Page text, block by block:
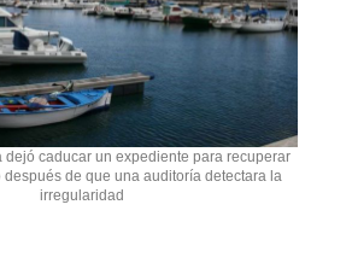
dejó caducar un expediente para recuperar
de que una auditoría detectara la
irregularidad